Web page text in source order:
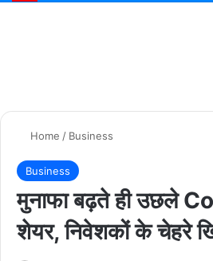
Home / Business
Business
मुनाफा बढ़ते ही उछले
शेयर, निवेशकों के चेहरे